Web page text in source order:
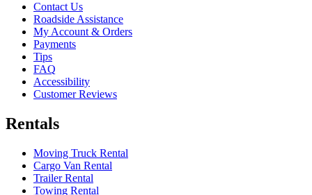
Contact Us
Roadside Assistance
My Account & Orders
Payments
Tips
FAQ
Accessibility
Customer Reviews
Rentals
Moving Truck Rental
Cargo Van Rental
Trailer Rental
Towing Rental